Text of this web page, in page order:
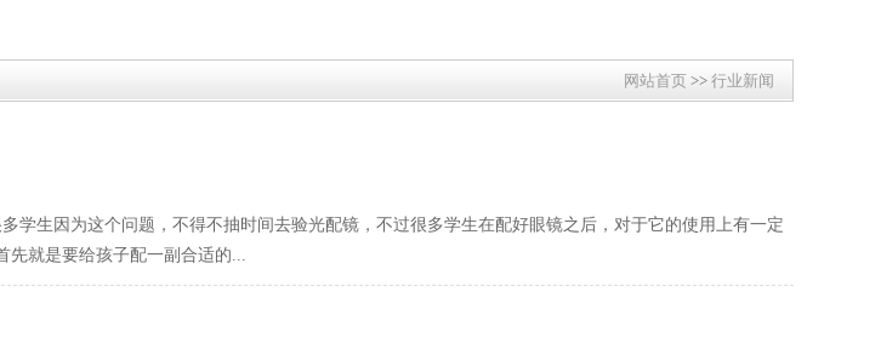
网站首页 >> 行业新闻
学生因为这个问题，不得不抽时间去验光配镜，不过很多学生在配好眼镜之后，对于它的使用上有一定
先就是要给孩子配一副合适的...